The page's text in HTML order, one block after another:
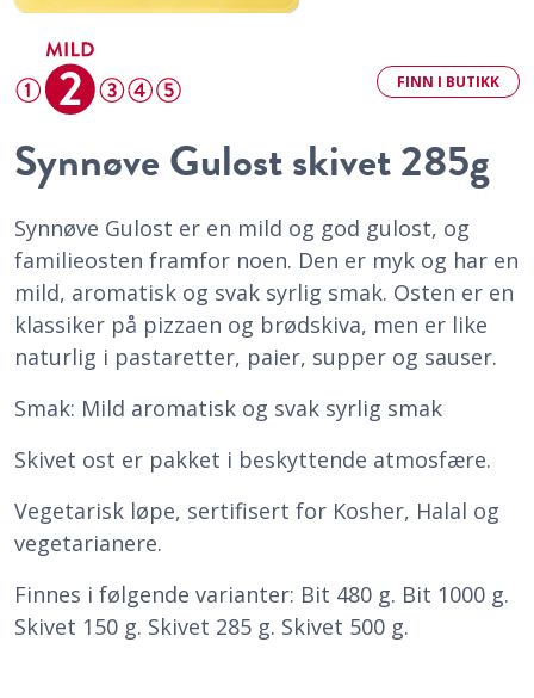
FINN I BUTIKK
Synnøve Gulost skivet 285g
Synnøve Gulost er en mild og god gulost, og
familieosten framfor noen. Den er myk og har en
mild, aromatisk og svak syrlig smak. Osten er en
klassiker på pizzaen og brødskiva, men er like
naturlig i pastaretter, paier, supper og sauser.
Smak: Mild aromatisk og svak syrlig smak
Skivet ost er pakket i beskyttende atmosfære.
Vegetarisk løpe, sertifisert for Kosher, Halal og
vegetarianere.
Finnes i følgende varianter: Bit 480 g. Bit 1000 g.
Skivet 150 g. Skivet 285 g. Skivet 500 g.